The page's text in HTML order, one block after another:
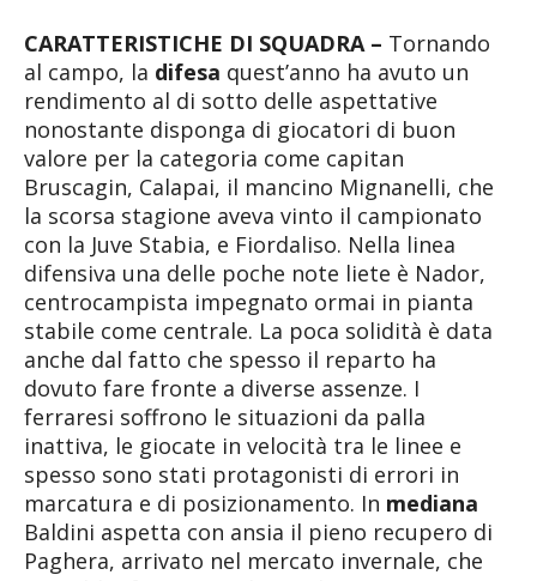
CARATTERISTICHE DI SQUADRA – Tornando
al campo, la difesa quest’anno ha avuto un
rendimento al di sotto delle aspettative
nonostante disponga di giocatori di buon
valore per la categoria come capitan
Bruscagin, Calapai, il mancino Mignanelli, che
la scorsa stagione aveva vinto il campionato
con la Juve Stabia, e Fiordaliso. Nella linea
difensiva una delle poche note liete è Nador,
centrocampista impegnato ormai in pianta
stabile come centrale. La poca solidità è data
anche dal fatto che spesso il reparto ha
dovuto fare fronte a diverse assenze. I
ferraresi soffrono le situazioni da palla
inattiva, le giocate in velocità tra le linee e
spesso sono stati protagonisti di errori in
marcatura e di posizionamento. In mediana
Baldini aspetta con ansia il pieno recupero di
Paghera, arrivato nel mercato invernale, che